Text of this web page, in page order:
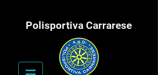
Polisportiva Carrarese